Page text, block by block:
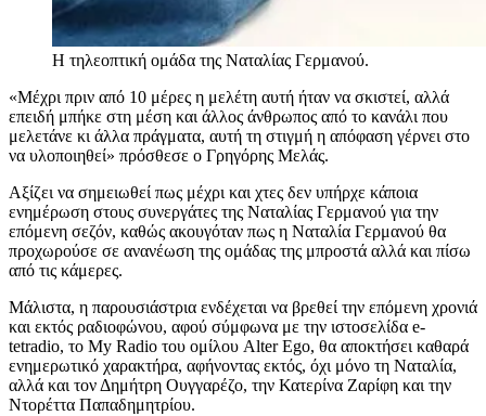
Η τηλεοπτική ομάδα της Ναταλίας Γερμανού.
«Μέχρι πριν από 10 μέρες η μελέτη αυτή ήταν να σκιστεί, αλλά
επειδή μπήκε στη μέση και άλλος άνθρωπος από το κανάλι που
μελετάνε κι άλλα πράγματα, αυτή τη στιγμή η απόφαση γέρνει στο
να υλοποιηθεί» πρόσθεσε ο Γρηγόρης Μελάς.
Αξίζει να σημειωθεί πως μέχρι και χτες δεν υπήρχε κάποια
ενημέρωση στους συνεργάτες της Ναταλίας Γερμανού για την
επόμενη σεζόν, καθώς ακουγόταν πως η Ναταλία Γερμανού θα
προχωρούσε σε ανανέωση της ομάδας της μπροστά αλλά και πίσω
από τις κάμερες.
Μάλιστα, η παρουσιάστρια ενδέχεται να βρεθεί την επόμενη χρονιά
και εκτός ραδιοφώνου, αφού σύμφωνα με την ιστοσελίδα e-
tetradio, το My Radio του ομίλου Alter Ego, θα αποκτήσει καθαρά
ενημερωτικό χαρακτήρα, αφήνοντας εκτός, όχι μόνο τη Ναταλία,
αλλά και τον Δημήτρη Ουγγαρέζο, την Κατερίνα Ζαρίφη και την
Ντορέττα Παπαδημητρίου.